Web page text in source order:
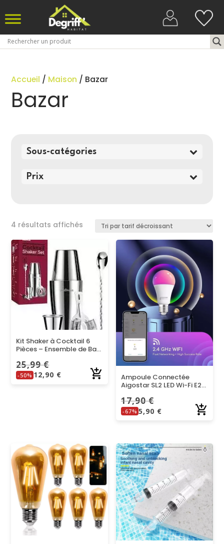
Accueil / Maison / Bazar
Bazar
Sous-catégories
Prix
4 résultats affichés
décroissant
Kit Shaker à Cocktail 6
Pièces – Ensemble de Bar
25,99€
-50% 12,90 €
Ampoule Connectée
Aigostar SL2 LED Wi-Fi E27
17,90€
-67% 5,90 €